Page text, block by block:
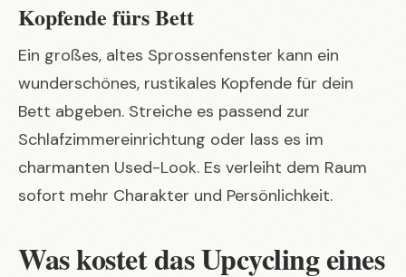
Kopfende fürs Bett
Ein großes, altes Sprossenfenster kann ein
wunderschönes, rustikales Kopfende für dein
Bett abgeben. Streiche es passend zur
Schlafzimmereinrichtung oder lass es im
charmanten Used-Look. Es verleiht dem Raum
sofort mehr Charakter und Persönlichkeit.
Was kostet das Upcycling eines